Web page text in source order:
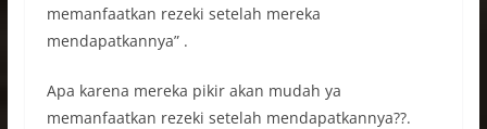
memanfaatkan rezeki setelah mereka
mendapatkannya” .
Apa karena mereka pikir akan mudah ya
memanfaatkan rezeki setelah mendapatkannya??.